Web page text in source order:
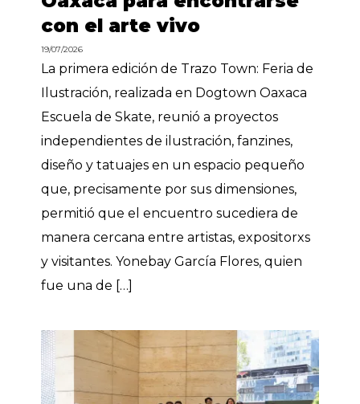
con el arte vivo
19/07/2026
La primera edición de Trazo Town: Feria de
Ilustración, realizada en Dogtown Oaxaca
Escuela de Skate, reunió a proyectos
independientes de ilustración, fanzines,
diseño y tatuajes en un espacio pequeño
que, precisamente por sus dimensiones,
permitió que el encuentro sucediera de
manera cercana entre artistas, expositorxs
y visitantes. Yonebay García Flores, quien
fue una de […]